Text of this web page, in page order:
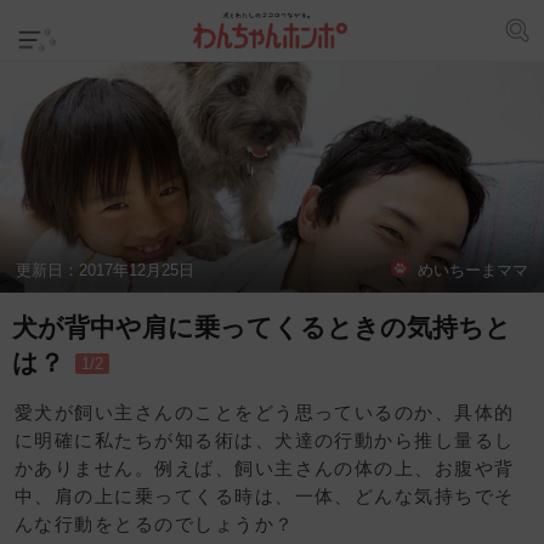
更新日： 2017年12月25日 めいちーまママ
犬が背中や肩に乗ってくるときの気持ちと
は？
1/2
愛犬が飼い主さんのことをどう思っているのか、具体的
に明確に私たちが知る術は、犬達の行動から推し量るし
かありません。例えば、飼い主さんの体の上、お腹や背
中、肩の上に乗ってくる時は、一体、どんな気持ちでそ
んな行動をとるのでしょうか？